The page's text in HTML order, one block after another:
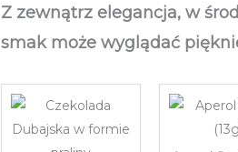
Z zewnątrz elegancja, w
smak może wyglądać